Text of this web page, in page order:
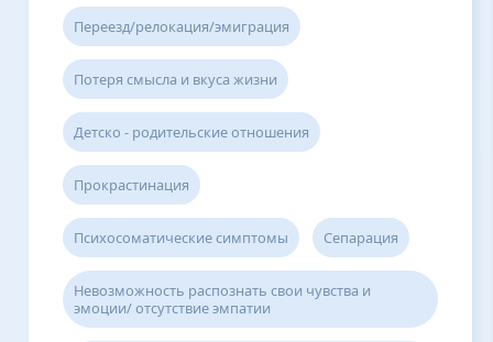
Переезд/релокация/эмиграция
Потеря смысла и вкуса жизни
Детско - родительские отношения
Прокрастинация
Психосоматические симптомы Сепарация
Невозможность распознать свои чувства и
эмоции/ отсутствие эмпатии